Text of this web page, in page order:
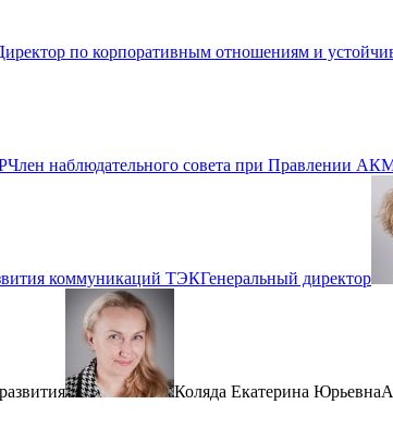
по корпоративным отношениям и
Член наблюдательного совета при Правлении
коммуникаций ТЭКГенеральный директор
Коляда Екатерина Юрьевна